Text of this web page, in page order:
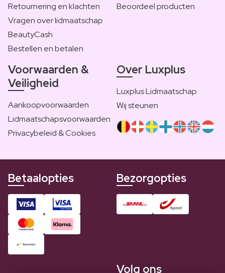
Retournering en klachten
Vragen over lidmaatschap
BeautyCash
Bestellen en betalen
Beoordeel producten
Voorwaarden &
Veiligheid
Aankoopvoorwaarden
Lidmaatschapsvoorwaarden
Privacybeleid & Cookies
Over Luxplus
Luxplus Lidmaatschap
Wij steunen
Betaalopties Bezorgopties
Volg ons